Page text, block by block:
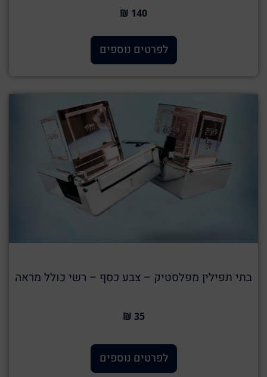
140 ₪
לפרטים נוספים
בתי תפילין מפלסטיק – צבע כסף – רשי כולל מראה
35 ₪
לפרטים נוספים